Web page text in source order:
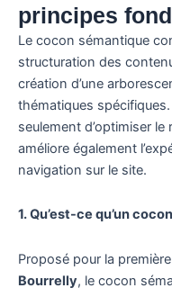
principes
Le cocon sémantique
structuration des
création d’une
thématiques
seulement d’optimiser
améliore également
navigation sur le site.
1. Qu’est-ce qu’un
Proposé pour la
Bourrelly, le cocon